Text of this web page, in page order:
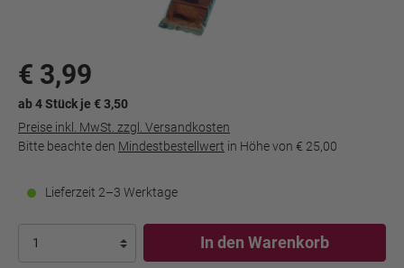
€ 3,99
ab 4 Stück je € 3,50
Preise inkl. MwSt. zzgl. Versandkosten
Bitte beachte den Mindestbestellwert in Höhe von € 25,00
Lieferzeit 2–3 Werktage
In den Warenkorb